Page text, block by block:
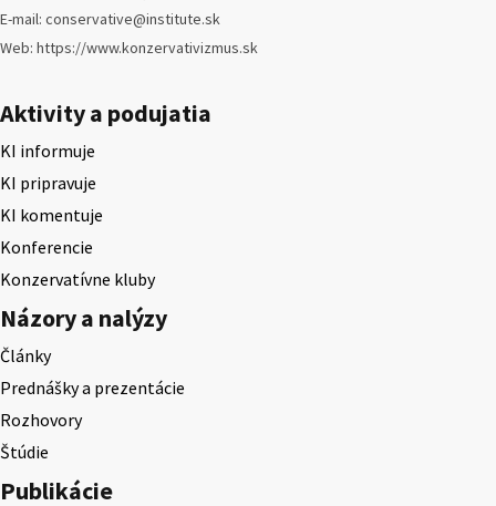
E-mail: conservative@institute.sk
Web: https://www.konzervativizmus.sk
Aktivity a podujatia
KI informuje
KI pripravuje
KI komentuje
Konferencie
Konzervatívne kluby
Názory a nalýzy
Články
Prednášky a prezentácie
Rozhovory
Štúdie
Publikácie